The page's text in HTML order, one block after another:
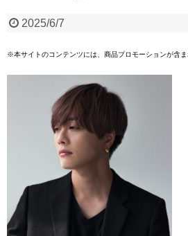
2025/6/7
※本サイトのコンテンツには、商品プロモーションが含ま